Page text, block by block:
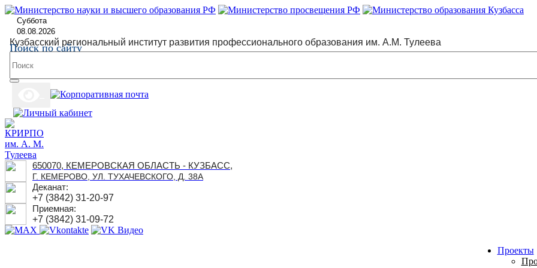
Суббота
08.08.2026
Кузбасский региональный институт развития профессионального образования им. А.М. Тулеева
Поиск по сайту
650070, КЕМЕРОВСКАЯ ОБЛАСТЬ - КУЗБАСС,
Г. КЕМЕРОВО, УЛ. ТУХАЧЕВСКОГО, Д. 38А
Деканат:
+7 (3842) 31-20-97
Приемная:
+7 (3842) 31-09-72
Проекты